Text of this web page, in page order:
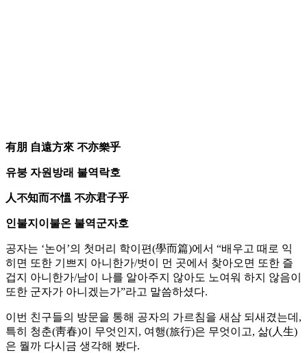
有朋 自遠方來 不亦樂乎
유붕 자원방래 불역락호
人不知而不慍 不亦君子乎
인불지이불온 불역군자호
공자는 ‘논어’의 첫머리 학이편(學而篇)에서 “배우고 때로 익
히면 또한 기쁘지 아니한가/벗이 먼 곳에서 찾아오면 또한 즐
겁지 아니한가/남이 나를 알아주지 않아도 노여워 하지 않음이
또한 군자가 아니겠는가”라고 말씀하셨다.
이번 친구들의 방문을 통해 공자의 가르침을 새삼 되새겼는데,
특히 청춘(靑春)이 무엇인지, 여행(旅行)은 무엇이고, 삶(人生)
은 뭘까 다시금 생각해 봤다.